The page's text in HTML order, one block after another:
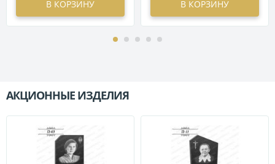
В КОРЗИНУ В КОРЗИНУ
АКЦИОННЫЕ ИЗДЕЛИЯ